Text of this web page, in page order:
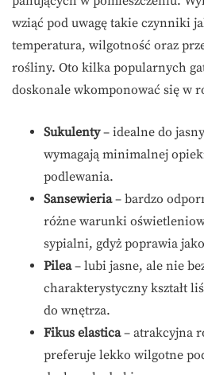
wziąć pod uwagę takie czynniki
temperatura, wilgotność oraz
rośliny. Oto kilka popularnych
doskonale wkomponować się w
Sukulenty– idealne do
wymagają minimalnej
podlewania.
Sansewieria– bardzo
różne warunki
sypialni, gdyż poprawia
Pilea– lubi jasne, ale nie
charakterystyczny kształt
do wnętrza.
Fikus elastica– atrakcyjna
preferuje lekko wilgotne